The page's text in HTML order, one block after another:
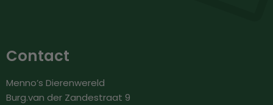
Contact
Menno’s Dierenwereld
Burg.van der Zandestraat 9